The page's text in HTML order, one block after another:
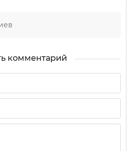
комментарий